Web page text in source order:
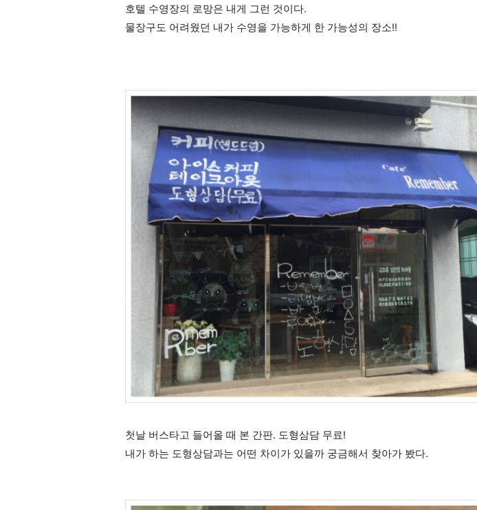
호텔 수영장의 로망은 내게 그런 것이다.
물장구도 어려웠던 내가 수영을 가능하게 한 가능성의 장소!!
첫날 버스타고 들어올 때 본 간판. 도형삼담 무료!
내가 하는 도형상담과는 어떤 차이가 있을까 궁금해서 찾아가 봤다.